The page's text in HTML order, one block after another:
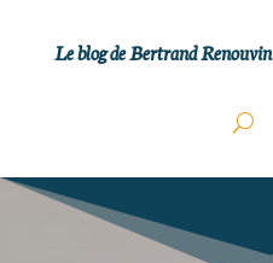
Le blog de Bertrand Renouvin